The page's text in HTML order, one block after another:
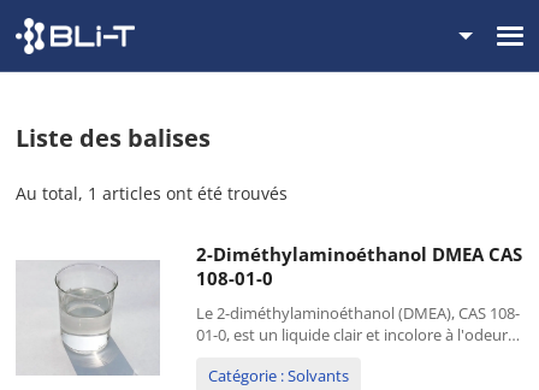
Liste des balises
Au total, 1 articles ont été trouvés
2-Diméthylaminoéthanol DMEA CAS
108-01-0
Le 2-diméthylaminoéthanol (DMEA), CAS 108-
01-0, est un liquide clair et incolore à l'odeur
utilisé dans diverses applications en raison de
Catégorie : Solvants